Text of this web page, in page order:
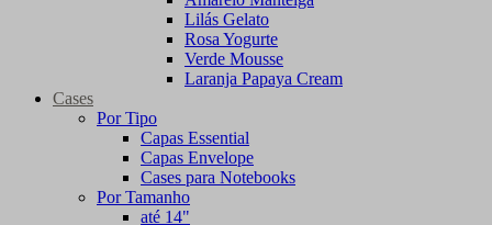
Lilás Gelato
Rosa Yogurte
Verde Mousse
Laranja Papaya Cream
Cases
Por Tipo
Capas Essential
Capas Envelope
Cases para Notebooks
Por Tamanho
até 14"